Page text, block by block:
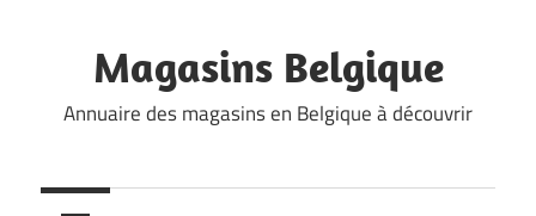
contentMagasins Belgique
Annuaire des magasins en Belgique à découvrir